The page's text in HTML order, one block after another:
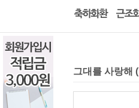
그대를 사랑해